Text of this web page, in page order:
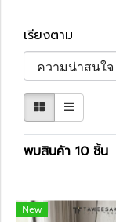
เรียงตาม
พบสินค้า 10 ชิ้น
New